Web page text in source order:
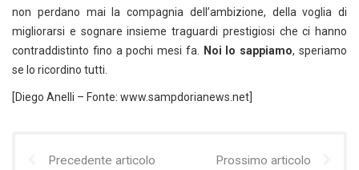
non perdano mai la compagnia dell’ambizione, della voglia di
migliorarsi e sognare insieme traguardi prestigiosi che ci hanno
contraddistinto fino a pochi mesi fa.
Noi lo sappiamo, speriamo
se lo ricordino tutti.
[Diego Anelli – Fonte: www.sampdorianews.net]
Precedente articolo Prossimo articolo